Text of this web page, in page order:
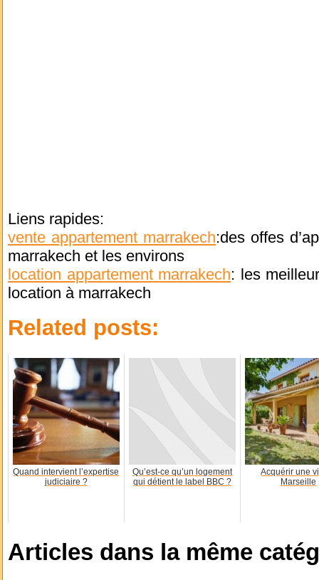
Liens rapides:
vente appartement marrakech:des offes
marrakech et les environs
location appartement marrakech: les
location à marrakech
Related posts:
Quand intervient l’expertise
judiciaire ?
Qu’est-ce qu’un logement
qui détient le label BBC ?
Acquérir une
Marseille
Articles dans la même